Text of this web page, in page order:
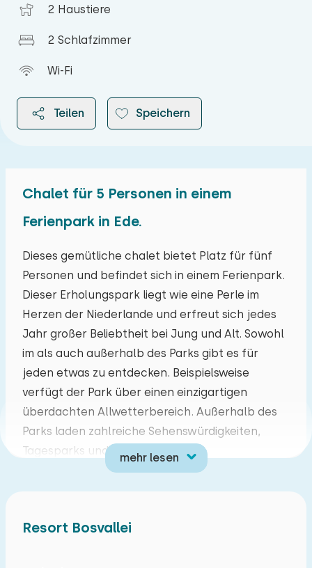
2 Haustiere
2 Schlafzimmer
Wi-Fi
Teilen Speichern
Chalet für 5 Personen in einem
Ferienpark in Ede.
Dieses gemütliche chalet bietet Platz für fünf
Personen und befindet sich in einem Ferienpark.
Dieser Erholungspark liegt wie eine Perle im
Herzen der Niederlande und erfreut sich jedes
Jahr großer Beliebtheit bei Jung und Alt. Sowohl
im als auch außerhalb des Parks gibt es für
jeden etwas zu entdecken. Beispielsweise
verfügt der Park über einen einzigartigen
überdachten Allwetterbereich. Außerhalb des
Parks laden zahlreiche Sehenswürdigkeiten,
Tagesparks und verschiedene
Naturschutzgebiete zum Erkunden ein. In der
Umgebung können Sie wunderbar Rad fahren
mehr lesen
August 2026
Mo Di Mi Do Fr Sa So
27 28 29 30 31 01 02
03 04 05 06 07 08
10 11 12 13 14 15
17 18 19 20 21 22
Resort Bosvallei